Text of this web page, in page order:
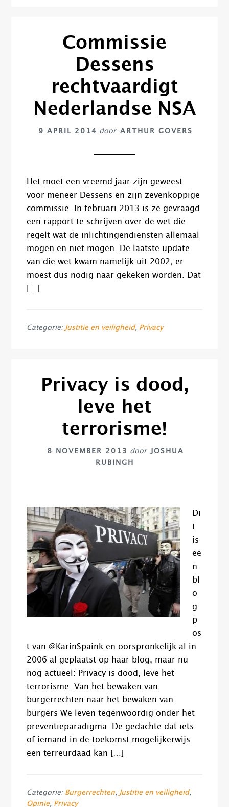
Commissie
Dessens
rechtvaardigt
Nederlandse NSA
9 APRIL 2014 door ARTHUR GOVERS
Het moet een vreemd jaar zijn geweest
voor meneer Dessens en zijn zevenkoppige
commissie. In februari 2013 is ze gevraagd
een rapport te schrijven over de wet die
regelt wat de inlichtingendiensten allemaal
mogen en niet mogen. De laatste update
van die wet kwam namelijk uit 2002; er
moest dus nodig naar gekeken worden. Dat
Categorie: Justitie en veiligheid, Privacy
Privacy is dood,
leve het
terrorisme!
8 NOVEMBER 2013 door
JOSHUA
RUBINGH
Di
t
is
ee
n
bl
o
g
p
os
t van @KarinSpaink en oorspronkelijk al in
2006 al geplaatst op haar blog, maar nu
nog actueel: Privacy is dood, leve het
terrorisme. Van het bewaken van
burgerrechten naar het bewaken van
burgers We leven tegenwoordig onder het
preventieparadigma. De gedachte dat iets
of iemand in de toekomst mogelijkerwijs
een terreurdaad kan […]
Categorie: Burgerrechten, Justitie en veiligheid,
Opinie, Privacy